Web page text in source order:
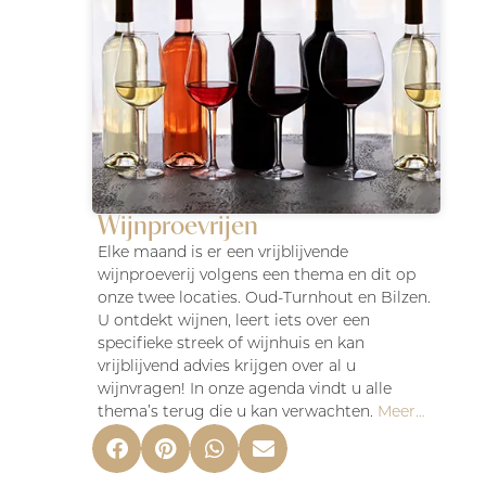
Wijnproevrijen
Elke maand is er een vrijblijvende
wijnproeverij volgens een thema en dit op
onze twee locaties. Oud-Turnhout en Bilzen.
U ontdekt wijnen, leert iets over een
specifieke streek of wijnhuis en kan
vrijblijvend advies krijgen over al u
wijnvragen! In onze agenda vindt u alle
thema’s terug die u kan verwachten. Meer…